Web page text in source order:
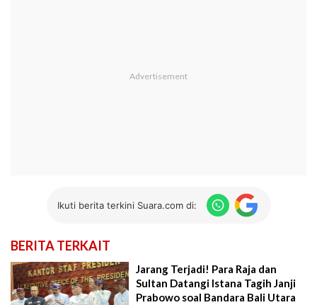
Ikuti berita terkini Suara.com di:
BERITA TERKAIT
Jarang Terjadi! Para Raja dan
Sultan Datangi Istana Tagih Janji
Prabowo soal Bandara Bali Utara